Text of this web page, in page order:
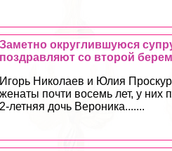
Заметно округлившуюся
поздравляют со второй
Игорь Николаев и Юлия
женаты почти восемь лет, у них
2-летняя дочь Вероника.......